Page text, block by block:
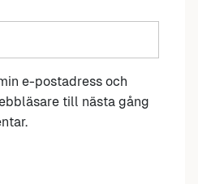
e-postadress och
till nästa gång